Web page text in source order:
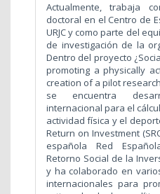
Actualmente, trabaja
doctoral en el Centro de
URJC y como parte del
de investigación de la
Dentro del proyecto
promoting a physically
creation of a pilot
se encuentra
internacional para el
actividad física y el
Return on Investment
española Red
Retorno Social de la
y ha colaborado en
internacionales para